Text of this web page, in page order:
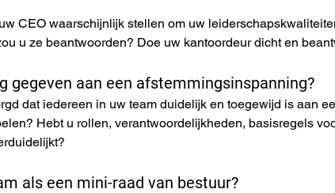
CEO waarschijnlijk stellen om uw
u ze beantwoorden? Doe uw kantoordeur dicht en
gegeven aan een afstemmingsinspanning?
dat iedereen in uw team duidelijk en toegewijd is aan
Hebt u rollen, verantwoordelijkheden, basisregels
als een mini-raad van bestuur?